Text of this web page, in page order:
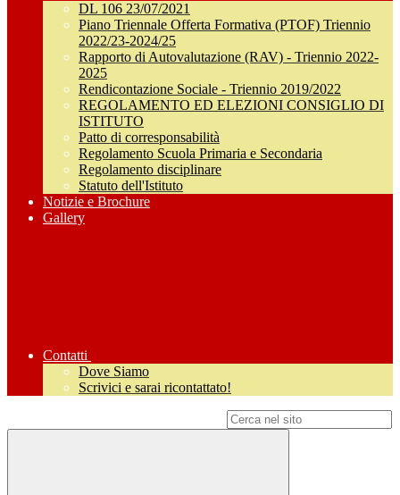
DL 106 23/07/2021
Piano Triennale Offerta Formativa (PTOF) Triennio
2022/23-2024/25
Rapporto di Autovalutazione (RAV) - Triennio 2022-
2025
Rendicontazione Sociale - Triennio 2019/2022
REGOLAMENTO ED ELEZIONI CONSIGLIO DI
ISTITUTO
Patto di corresponsabilità
Regolamento Scuola Primaria e Secondaria
Regolamento disciplinare
Statuto dell'Istituto
Notizie e Brochure
Gallery
Contatti
Dove Siamo
Scrivici e sarai ricontattato!